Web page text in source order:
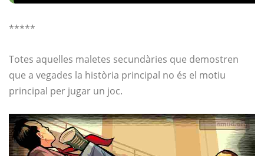
*****
Totes aquelles maletes secundàries que demostren
que a vegades la història principal no és el motiu
principal per jugar un joc.